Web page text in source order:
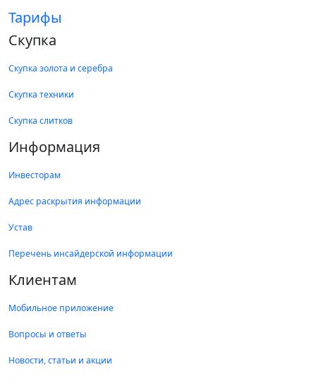
Тарифы
Скупка
Скупка золота и серебра
Скупка техники
Скупка слитков
Информация
Инвесторам
Адрес раскрытия информации
Устав
Перечень инсайдерской информации
Клиентам
Мобильное приложение
Вопросы и ответы
Новости, статьи и акции